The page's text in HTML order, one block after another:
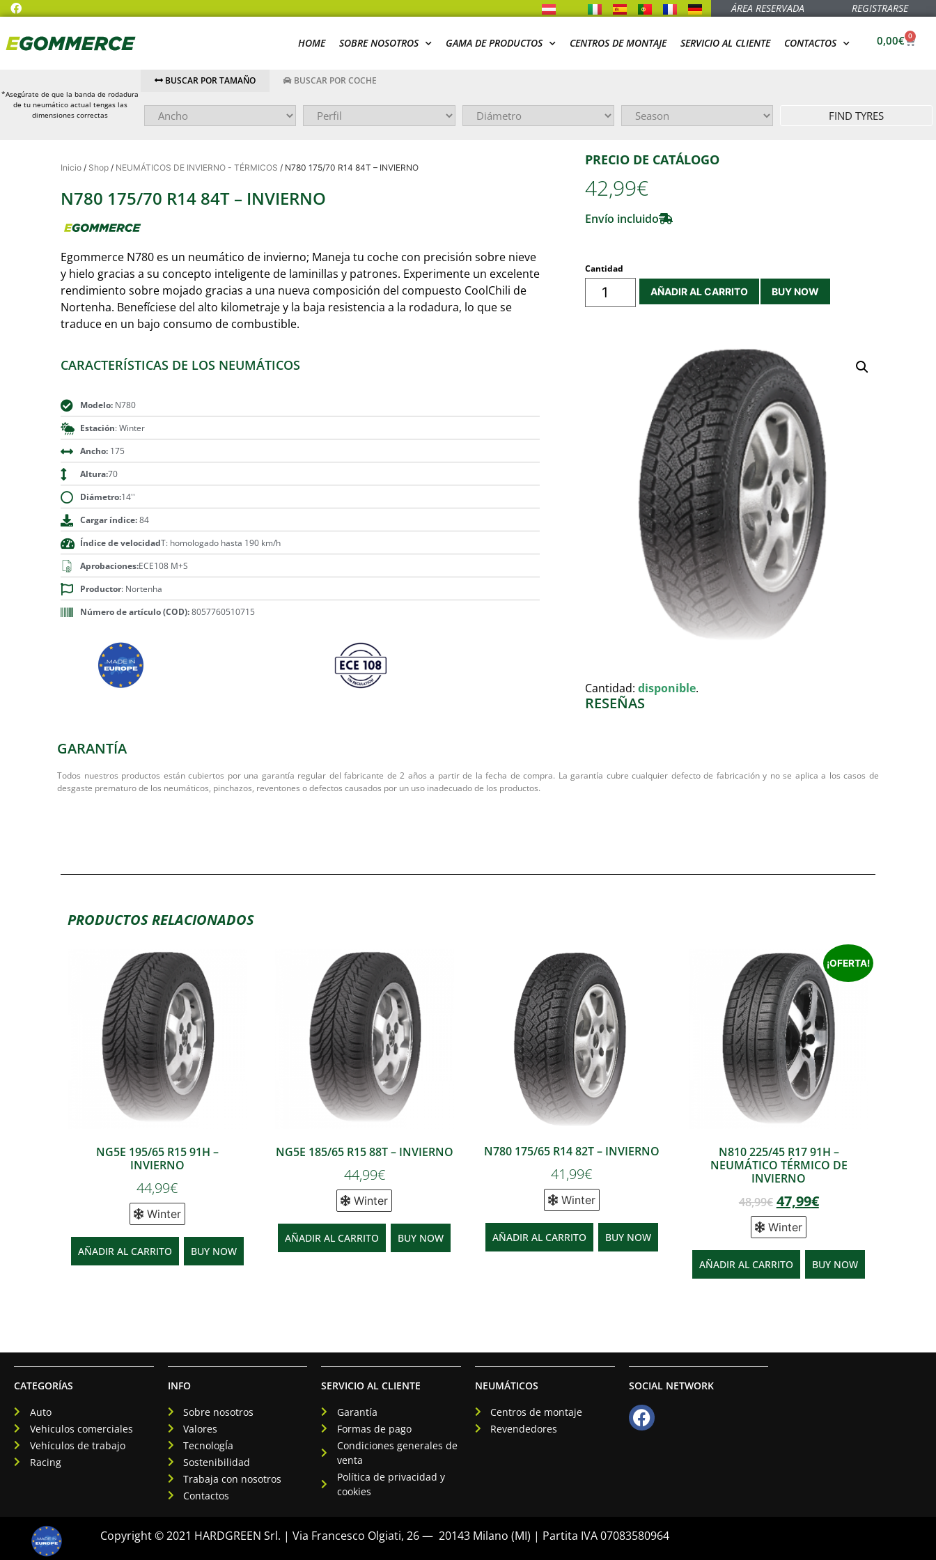
ÁREA RESERVADA REGISTRARSE
HOME SOBRE NOSOTROS GAMA DE PRODUCTOS CENTROS DE MONTAJE SERVICIO AL CLIENTE CONTACTOS 0,00€ 0
*Asegúrate de que la banda de rodadura
de tu neumático actual tengas las
dimensiones correctas
BUSCAR POR TAMAÑO BUSCAR POR COCHE
FIND TYRES
Inicio / Shop / NEUMÁTICOS DE INVIERNO - TÉRMICOS / N780 175/70 R14 84T – INVIERNO
N780 175/70 R14 84T – INVIERNO
Egommerce N780 es un neumático de invierno; Maneja tu coche con precisión sobre nieve
y hielo gracias a su concepto inteligente de laminillas y patrones. Experimente un excelente
rendimiento sobre mojado gracias a una nueva composición del compuesto CoolChili de
Nortenha. Benefíciese del alto kilometraje y la baja resistencia a la rodadura, lo que se
traduce en un bajo consumo de combustible.
CARACTERÍSTICAS DE LOS NEUMÁTICOS
Modelo:N780
Estación: Winter
Ancho:175
Altura:70
Diámetro:14''
Cargar índice:84
Índice de velocidadT: homologado hasta 190 km/h
Aprobaciones:ECE108 M+S
Productor: Nortenha
Número de artículo (COD):8057760510715
PRECIO DE CATÁLOGO
42,99€
Envío incluido
Cantidad
AÑADIR AL CARRITO
BUY NOW
Cantidad: disponible.
RESEÑAS
GARANTÍA
Todos nuestros productos están cubiertos por una garantía regular del fabricante de 2 años a partir de la fecha de compra. La garantía cubre cualquier defecto de fabricación y no se aplica a los casos de
desgaste prematuro de los neumáticos, pinchazos, reventones o defectos causados por un uso inadecuado de los productos.
PRODUCTOS RELACIONADOS
NG5E 195/65 R15 91H –
INVIERNO
44,99€
Winter
AÑADIR AL CARRITO BUY NOW
NG5E 185/65 R15 88T – INVIERNO
44,99€
Winter
AÑADIR AL CARRITO BUY NOW
N780 175/65 R14 82T – INVIERNO
41,99€
Winter
AÑADIR AL CARRITO BUY NOW
¡OFERTA!
N810 225/45 R17 91H –
NEUMÁTICO TÉRMICO DE
INVIERNO
48,99€ 47,99€
Winter
AÑADIR AL CARRITO BUY NOW
CATEGORÍAS
Auto
Vehiculos comerciales
Vehículos de trabajo
Racing
INFO
Sobre nosotros
Valores
TecnologÍa
Sostenibilidad
Trabaja con nosotros
Contactos
SERVICIO AL CLIENTE
Garantía
Formas de pago
Condiciones generales de
venta
Política de privacidad y
cookies
NEUMÁTICOS
Centros de montaje
Revendedores
SOCIAL NETWORK
Copyright © 2021 HARDGREEN Srl. | Via Francesco Olgiati, 26 — 20143 Milano (MI) | Partita IVA 07083580964